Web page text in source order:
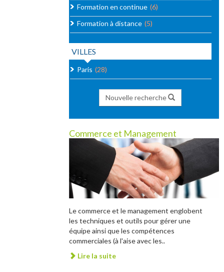
Formation en continue (6)
Formation à distance (5)
VILLES
Paris (28)
Nouvelle recherche
Commerce et Management
Le commerce et le management englobent
les techniques et outils pour gérer une
équipe ainsi que les compétences
commerciales (à l'aise avec les..
Lire la suite